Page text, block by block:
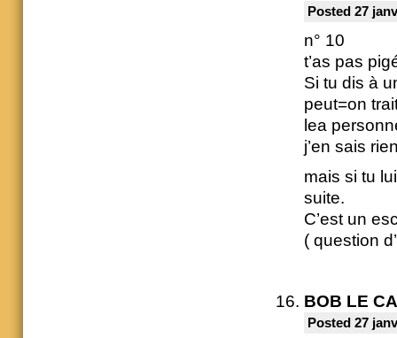
Posted 27
n° 10
t’as pas
Si tu dis à
peut=on
lea
j’en sais
mais si tu
suite.
C’est un
( question
BOB LE
Posted 27